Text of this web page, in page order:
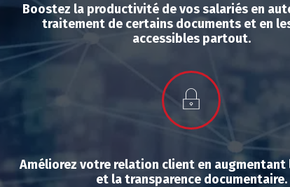
Boostez la productivité de vos salariés en
traitement de certains documents et en
accessibles partout.
Améliorez votre relation client en
et la transparence documentaire.